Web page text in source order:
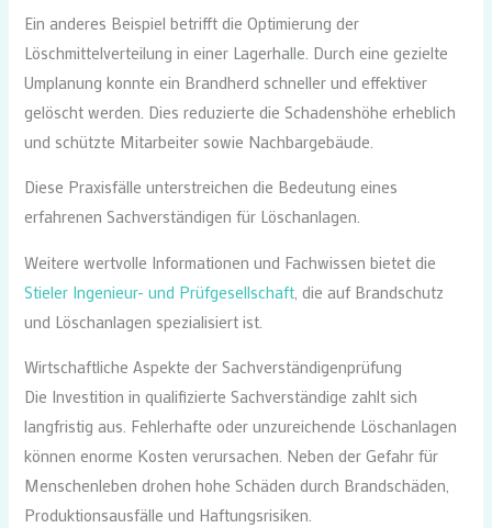
Ein anderes Beispiel betrifft die Optimierung der
Löschmittelverteilung in einer Lagerhalle. Durch eine gezielte
Umplanung konnte ein Brandherd schneller und effektiver
gelöscht werden. Dies reduzierte die Schadenshöhe erheblich
und schützte Mitarbeiter sowie Nachbargebäude.
Diese Praxisfälle unterstreichen die Bedeutung eines
erfahrenen Sachverständigen für Löschanlagen.
Weitere wertvolle Informationen und Fachwissen bietet die
Stieler Ingenieur- und Prüfgesellschaft , die auf Brandschutz
und Löschanlagen spezialisiert ist.
Wirtschaftliche Aspekte der Sachverständigenprüfung
Die Investition in qualifizierte Sachverständige zahlt sich
langfristig aus. Fehlerhafte oder unzureichende Löschanlagen
können enorme Kosten verursachen. Neben der Gefahr für
Menschenleben drohen hohe Schäden durch Brandschäden,
Produktionsausfälle und Haftungsrisiken.